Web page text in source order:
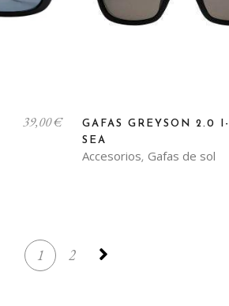
39,00€
Accesorios, Gafas de sol
GAFAS GREYSON 2.0 I-
SEA
1 2